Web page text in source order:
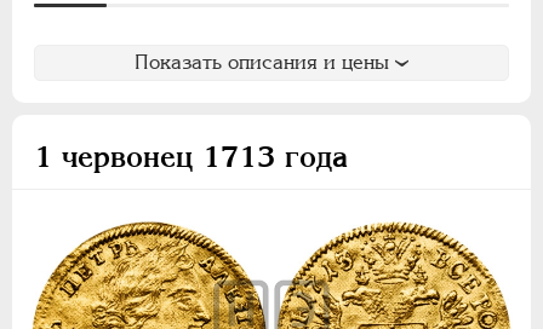
Показать описания и цены
1 червонец 1713 года